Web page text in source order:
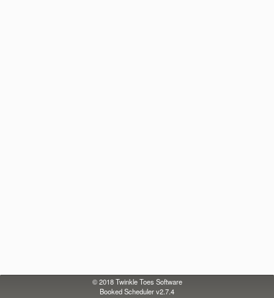
© 2018Twinkle Toes Software
Booked Scheduler v2.7.4